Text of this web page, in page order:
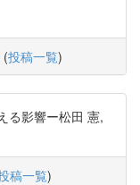
(投稿一覧)
る影響ー松田 憲,
稿一覧)